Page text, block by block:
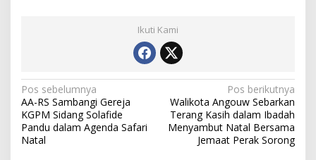
Ikuti Kami
N
a
v
Pos sebelumnya
AA-RS Sambangi Gereja
KGPM Sidang Solafide
Pandu dalam Agenda Safari
Natal
Pos berikutnya
Walikota Angouw Sebarkan
Terang Kasih dalam Ibadah
Menyambut Natal Bersama
Jemaat Perak Sorong